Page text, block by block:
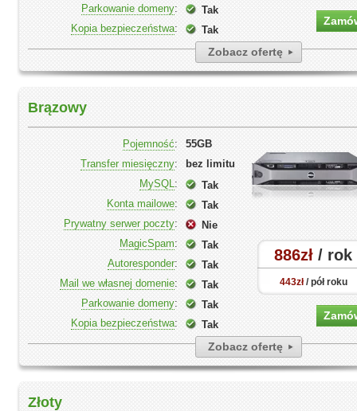
Parkowanie domeny:
Tak
Kopia bezpieczeństwa: Tak
Zobacz ofertę
Brązowy
Pojemność:
55GB
Transfer miesięczny:
bez limitu
MySQL:
Tak
Konta mailowe:
Tak
Prywatny serwer poczty:
Nie
MagicSpam:
Tak
Autoresponder:
Tak
Mail we własnej domenie:
Tak
Parkowanie domeny:
Tak
Kopia bezpieczeństwa: Tak
886zł / rok
443zł/ pół roku
Zobacz ofertę
Złoty